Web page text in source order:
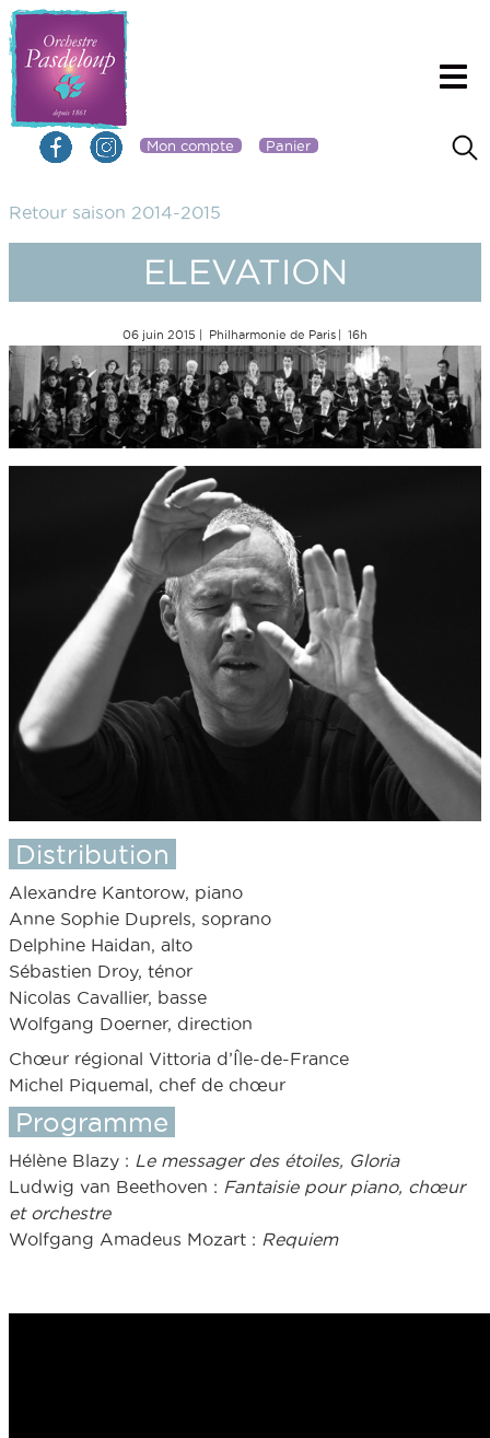
Mon compte Panier
Retour saison 2014-2015
ELEVATION
06 juin 2015 Philharmonie de Paris 16h
Distribution
Alexandre Kantorow, piano
Anne Sophie Duprels, soprano
Delphine Haidan, alto
Sébastien Droy, ténor
Nicolas Cavallier, basse
Wolfgang Doerner, direction
Chœur régional Vittoria d’Île-de-France
Michel Piquemal, chef de chœur
Programme
Hélène Blazy : Le messager des étoiles, Gloria
Ludwig van Beethoven : Fantaisie pour piano, chœur
et orchestre
Wolfgang Amadeus Mozart : Requiem